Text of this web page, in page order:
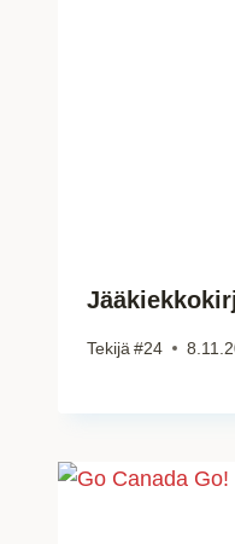
Tekijä #24